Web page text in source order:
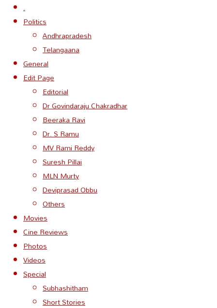
.
Politics
Andhrapradesh
Telangaana
General
Edit Page
Editorial
Dr Govindaraju Chakradhar
Beeraka Ravi
Dr. S Ramu
MV Rami Reddy
Suresh Pillai
MLN Murty
Deviprasad Obbu
Others
Movies
Cine Reviews
Photos
Videos
Special
Subhashitham
Short Stories